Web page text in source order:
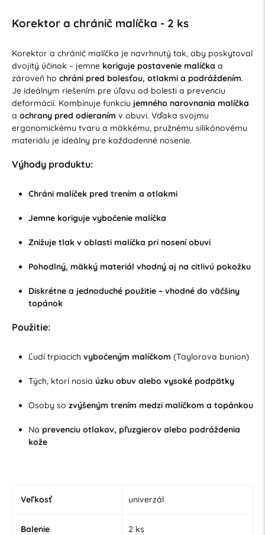
Korektor a chránič malíčka - 2 ks
Korektor a chránič malíčka je navrhnutý tak, aby poskytoval
dvojitý účinok – jemne koriguje postavenie malíčka a
zároveň ho chráni pred bolesťou, otlakmi a podráždením.
Je ideálnym riešením pre úľavu od bolesti a prevenciu
deformácií. Kombinuje funkciu jemného narovnania malíčka
a ochrany pred odieraním v obuvi. Vďaka svojmu
ergonomickému tvaru a mäkkému, pružnému silikónovému
materiálu je ideálny pre každodenné nosenie.
Výhody produktu:
Chráni malíček pred trením a otlakmi
Jemne koriguje vybočenie malíčka
Znižuje tlak v oblasti malíčka pri nosení obuvi
Pohodlný, mäkký materiál vhodný aj na citlivú pokožku
Diskrétne a jednoduché použitie – vhodné do väčšiny
topánok
Použitie:
Ľudí trpiacich vybočeným malíčkom (Taylorova bunion)
Tých, ktorí nosia úzku obuv alebo vysoké podpätky
Osoby so zvýšeným trením medzi malíčkom a topánkou
Na prevenciu otlakov, pľuzgierov alebo podráždenia
kože
Veľkosť univerzál
Balenie 2 ks